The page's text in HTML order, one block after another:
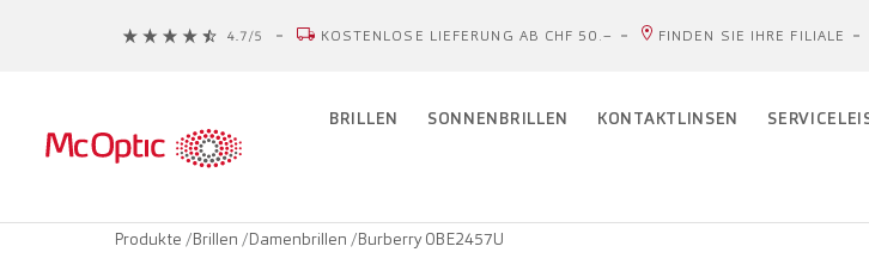
KOSTENLOSE LIEFERUNG AB CHF 50.– FINDEN SIE IHRE FILIALE
BRILLEN SONNENBRILLEN KONTAKTLINSEN
Produkte /Brillen /Damenbrillen /Burberry 0BE2457U